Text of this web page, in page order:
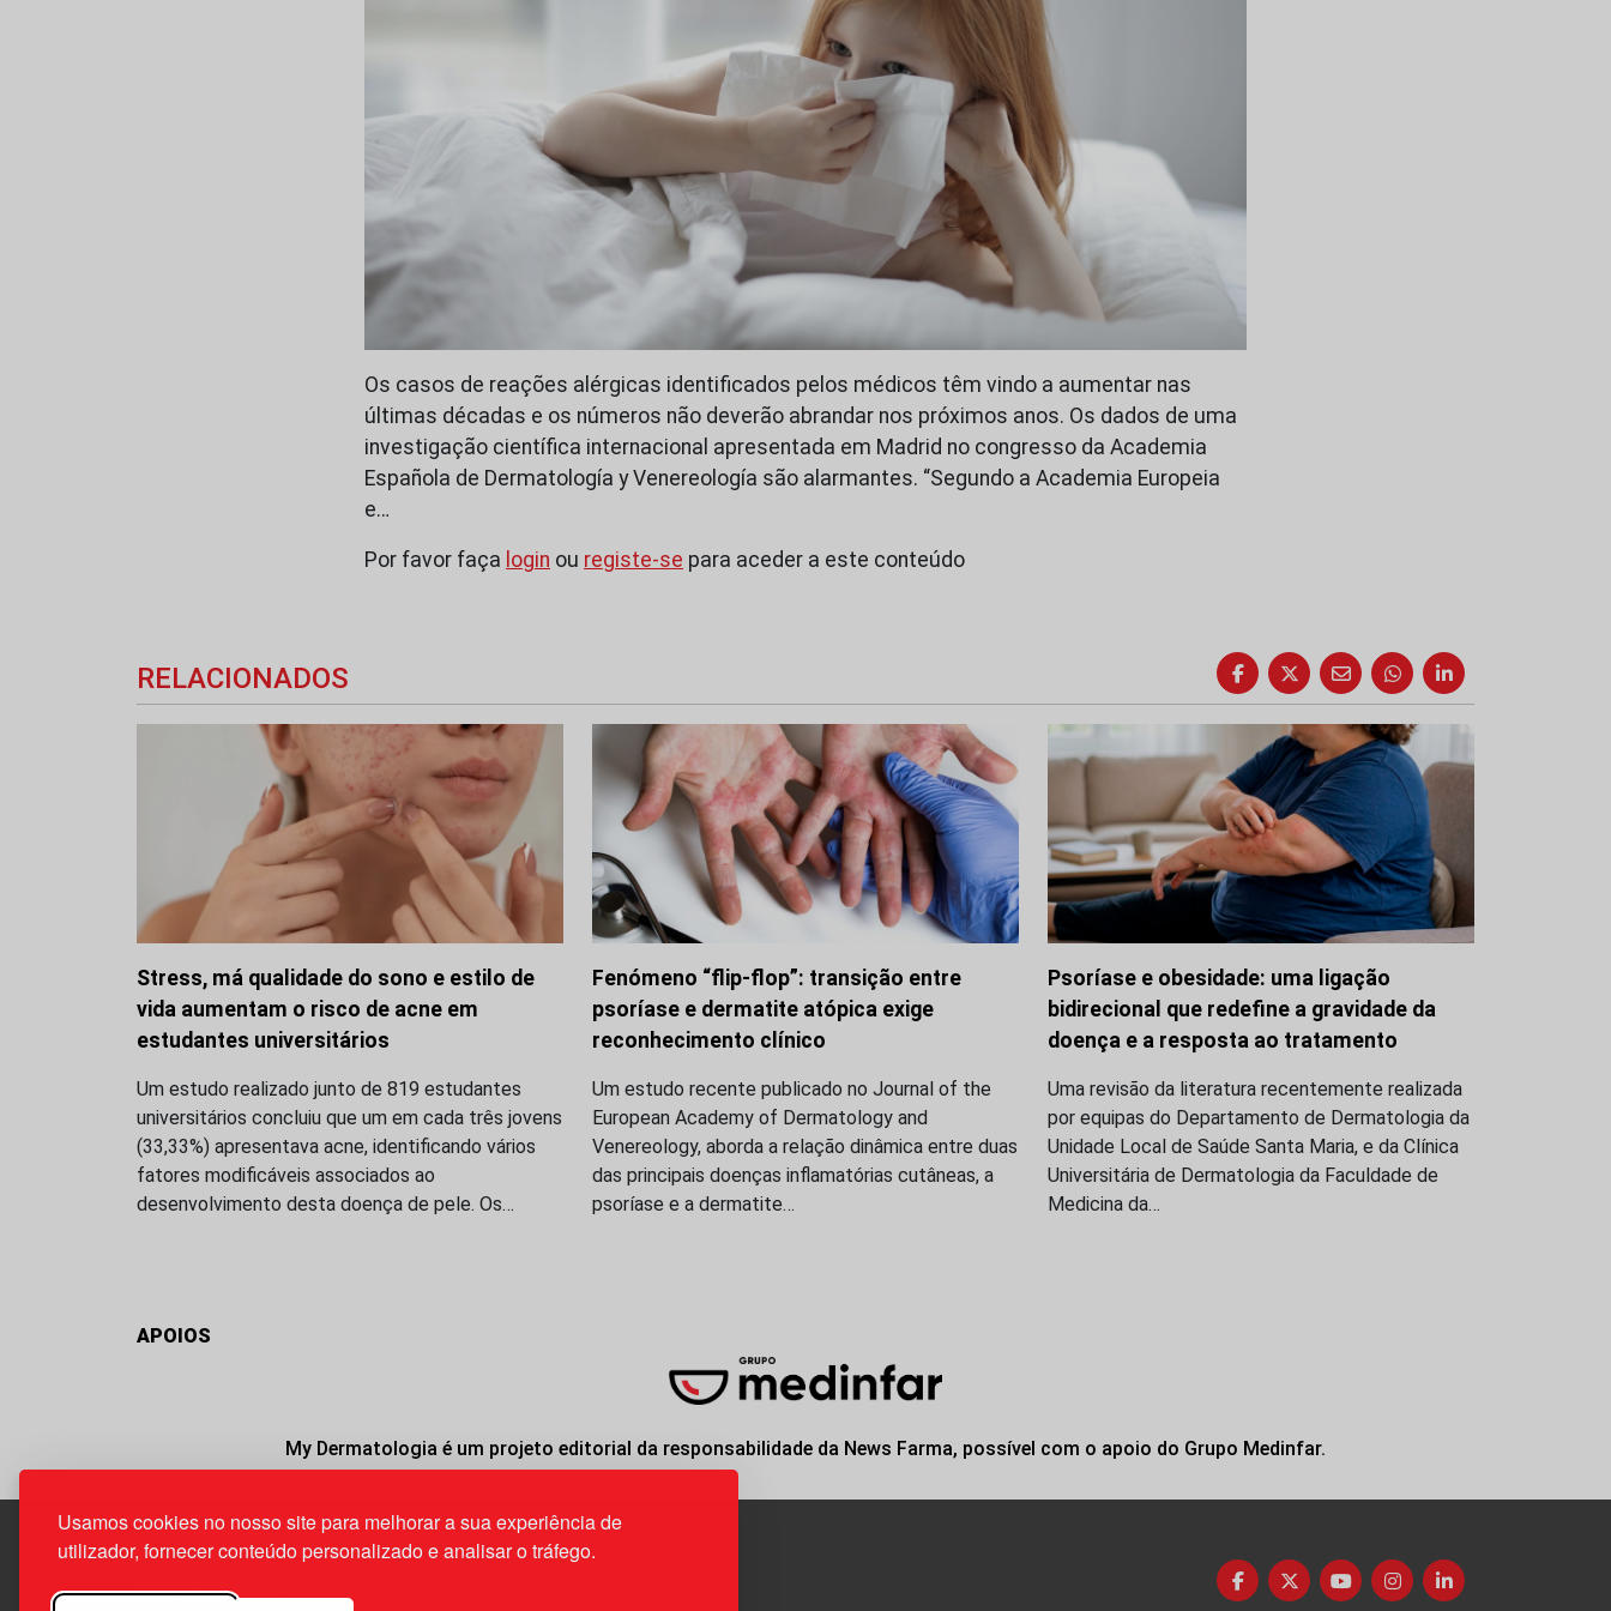
Usamos cookies no nosso site para melhorar a sua experiência de
utilizador, fornecer conteúdo personalizado e analisar o tráfego.
Os casos de reações alérgicas identificados pelos médicos têm vindo a aumentar nas
últimas décadas e os números não deverão abrandar nos próximos anos. Os dados de uma
investigação científica internacional apresentada em Madrid no congresso da Academia
Española de Dermatología y Venereología são alarmantes. “Segundo a Academia Europeia
e…
Por favor faça login ou registe-se para aceder a este conteúdo
RELACIONADOS
Stress, má qualidade do sono e estilo de
vida aumentam o risco de acne em
estudantes universitários
Um estudo realizado junto de 819 estudantes
universitários concluiu que um em cada três jovens
(33,33%) apresentava acne, identificando vários
fatores modificáveis associados ao
desenvolvimento desta doença de pele. Os…
Fenómeno “flip-flop”: transição entre
psoríase e dermatite atópica exige
reconhecimento clínico
Um estudo recente publicado no Journal of the
European Academy of Dermatology and
Venereology, aborda a relação dinâmica entre duas
das principais doenças inflamatórias cutâneas, a
psoríase e a dermatite…
Psoríase e obesidade: uma ligação
bidirecional que redefine a gravidade da
doença e a resposta ao tratamento
Uma revisão da literatura recentemente realizada
por equipas do Departamento de Dermatologia da
Unidade Local de Saúde Santa Maria, e da Clínica
Universitária de Dermatologia da Faculdade de
Medicina da…
APOIOS
My Dermatologia é um projeto editorial da responsabilidade da News Farma, possível com o apoio do Grupo Medinfar.
1800-282 Lisboa | Portugal